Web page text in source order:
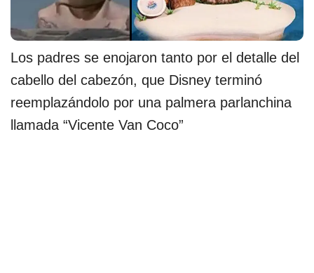
Los padres se enojaron tanto por el detalle del
cabello del cabezón, que Disney terminó
reemplazándolo por una palmera parlanchina
llamada “Vicente Van Coco”